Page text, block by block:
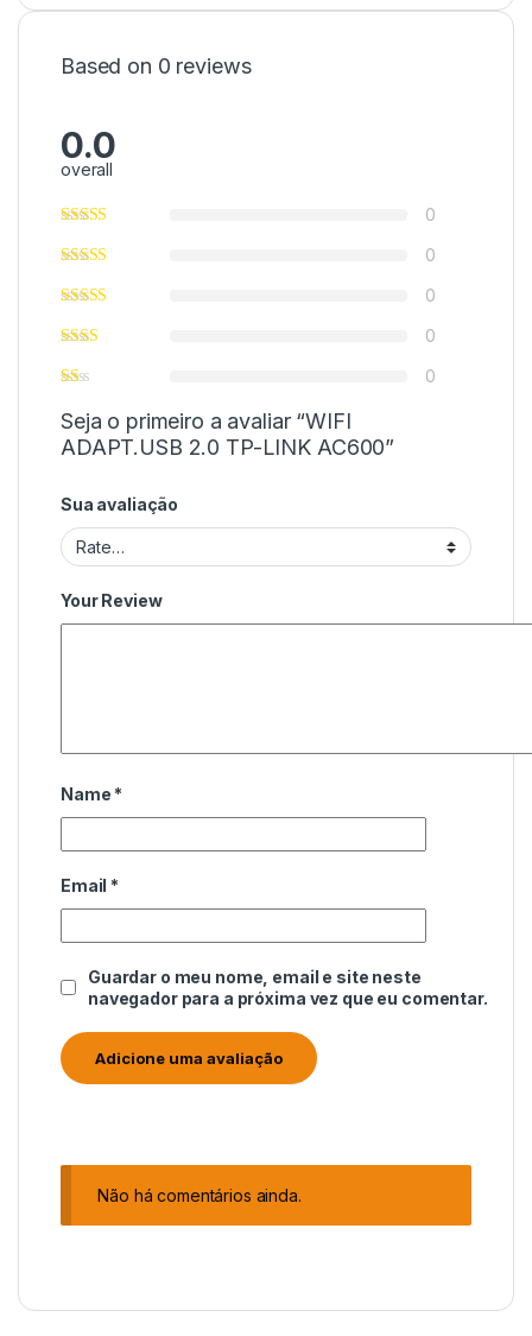
Based on 0 reviews
0.0
overall
0
0
0
0
0
Seja o primeiro a avaliar “WIFI
ADAPT.USB 2.0 TP-LINK AC600”
Sua avaliação
Your Review
Name *
Email *
Guardar o meu nome, email e site neste
navegador para a próxima vez que eu comentar.
Não há comentários ainda.